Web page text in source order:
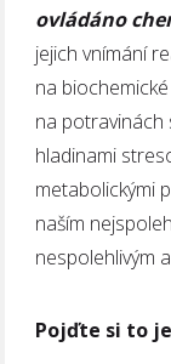
ovládáno
jejich vnímání
na
na potravinách
hladinami
metabolickými
naším
nespolehlivým
Pojďte si to